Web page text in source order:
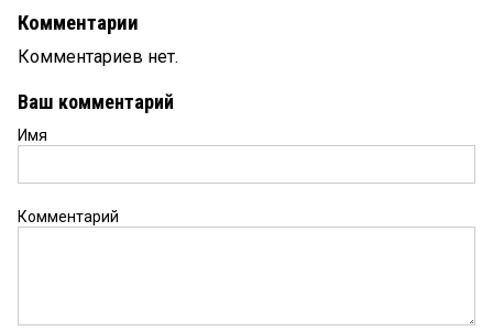
Комментарии
Комментариев нет.
Ваш комментарий
Имя
Комментарий